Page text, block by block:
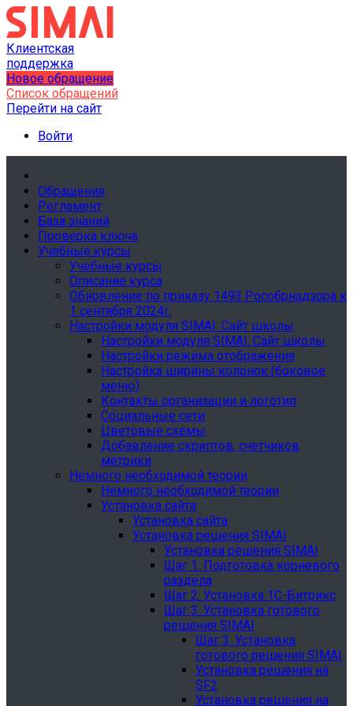
Клиентская
поддержка
Новое обращение
Список обращений
Перейти на сайт
Войти
Обращения
Регламент
База знаний
Проверка ключа
Учебные курсы
Учебные курсы
Описание курса
Обновление по приказу 1493 Рособрнадзора к
1 сентября 2024г.
Настройки модуля SIMAI: Сайт школы
Настройки модуля SIMAI: Сайт школы
Настройки режима отображения
Настройка ширины колонок (боковое
меню)
Контакты организации и логотип
Социальные сети
Цветовые схемы
Добавление скриптов, счетчиков
метрики
Немного необходимой теории
Немного необходимой теории
Установка сайта
Установка сайта
Установка решения SIMAI
Установка решения SIMAI
Шаг 1. Подготовка корневого
раздела
Шаг 2. Установка 1С-Битрикс
Шаг 3. Установка готового
решения SIMAI
Шаг 3. Установка
готового решения SIMAI
Установка решения на
SF2
Установка решения на